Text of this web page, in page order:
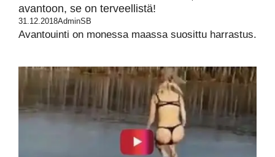
avantoon, se on terveellistä!
31.12.2018AdminSB
Avantouinti on monessa maassa suosittu harrastus.